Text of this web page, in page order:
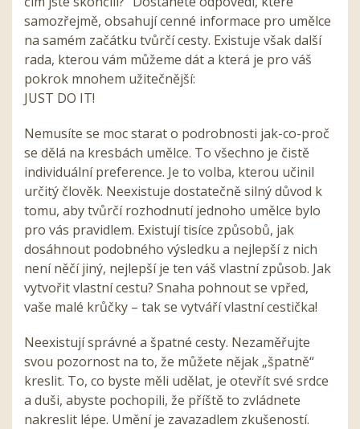
samozřejmě, obsahují cenné informace pro umělce
na samém začátku tvůrčí cesty. Existuje však další
rada, kterou vám můžeme dát a která je pro váš
pokrok mnohem užitečnější:
JUST DO IT!
Nemusíte se moc starat o podrobnosti jak-co-proč
se dělá na kresbách umělce. To všechno je čistě
individuální preference. Je to volba, kterou učinil
určitý člověk. Neexistuje dostatečně silný důvod k
tomu, aby tvůrčí rozhodnutí jednoho umělce bylo
pro vás pravidlem. Existují tisíce způsobů, jak
dosáhnout podobného výsledku a nejlepší z nich
není něčí jiný, nejlepší je ten váš vlastní způsob. Jak
vytvořit vlastní cestu? Snaha pohnout se vpřed,
vaše malé krůčky – tak se vytváří vlastní cestička!
Neexistují správné a špatné cesty. Nezaměřujte
svou pozornost na to, že můžete nějak „špatně“
kreslit. To, co byste měli udělat, je otevřít své srdce
a duši, abyste pochopili, že příště to zvládnete
nakreslit lépe. Umění je zavazadlem zkušeností.